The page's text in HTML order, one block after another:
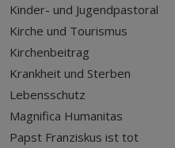
Kinder- und Jugendpastoral
Kirche und Tourismus
Kirchenbeitrag
Krankheit und Sterben
Lebensschutz
Magnifica Humanitas
Papst Franziskus ist tot